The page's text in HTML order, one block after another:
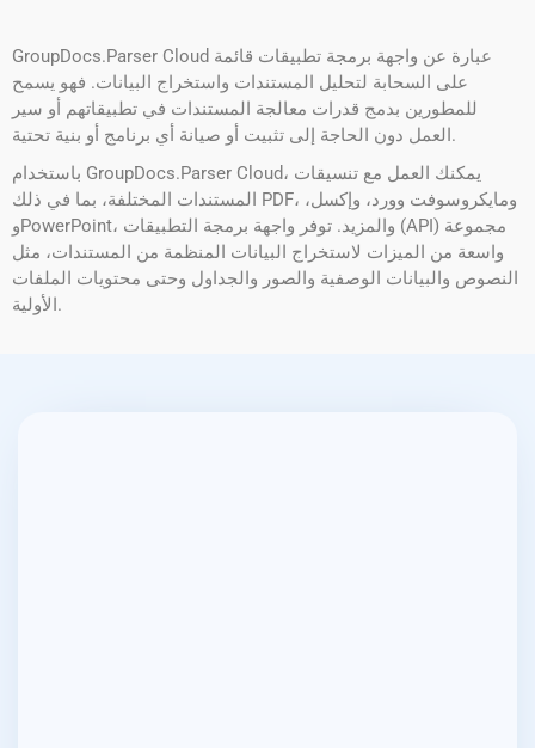
GroupDocs.Parser Cloud عبارة عن واجهة برمجة تطبيقات قائمة
على السحابة لتحليل المستندات واستخراج البيانات. فهو يسمح
للمطورين بدمج قدرات معالجة المستندات في تطبيقاتهم أو سير
العمل دون الحاجة إلى تثبيت أو صيانة أي برنامج أو بنية تحتية.
باستخدام GroupDocs.Parser Cloud، يمكنك العمل مع تنسيقات
المستندات المختلفة، بما في ذلك PDF، ومايكروسوفت وورد، وإكسل،
وPowerPoint، والمزيد. توفر واجهة برمجة التطبيقات (API) مجموعة
واسعة من الميزات لاستخراج البيانات المنظمة من المستندات، مثل
النصوص والبيانات الوصفية والصور والجداول وحتى محتويات الملفات
الأولية.